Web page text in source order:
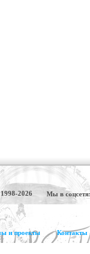
2026 Мы в
и проекты Контакты